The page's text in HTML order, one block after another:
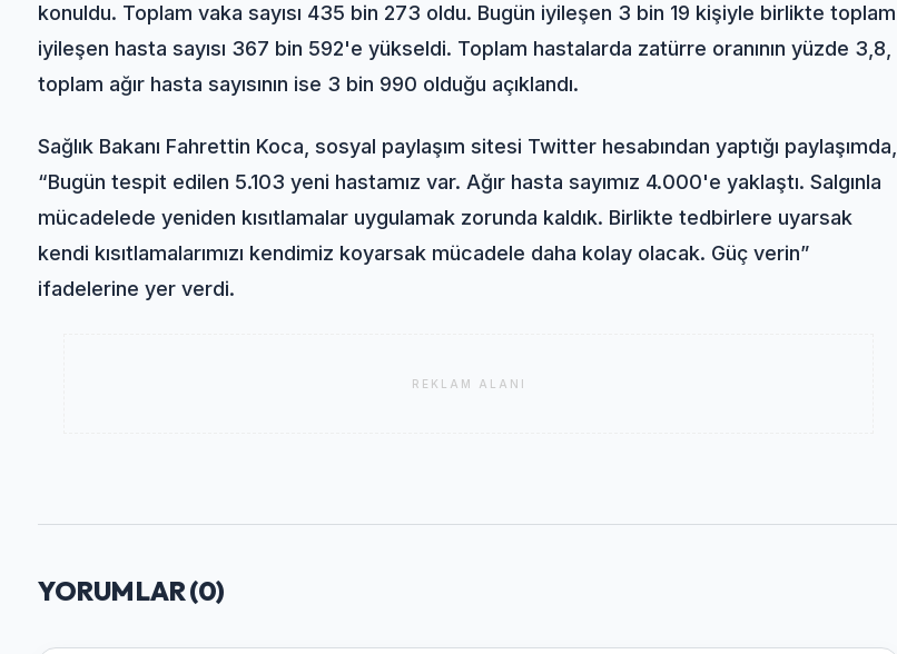
konuldu. Toplam vaka sayısı 435 bin 273 oldu. Bugün iyileşen 3 bin 19 kişiyle birlikte toplam
iyileşen hasta sayısı 367 bin 592'e yükseldi. Toplam hastalarda zatürre oranının yüzde 3,8,
toplam ağır hasta sayısının ise 3 bin 990 olduğu açıklandı.
Sağlık Bakanı Fahrettin Koca, sosyal paylaşım sitesi Twitter hesabından yaptığı paylaşımda,
“Bugün tespit edilen 5.103 yeni hastamız var. Ağır hasta sayımız 4.000'e yaklaştı. Salgınla
mücadelede yeniden kısıtlamalar uygulamak zorunda kaldık. Birlikte tedbirlere uyarsak
kendi kısıtlamalarımızı kendimiz koyarsak mücadele daha kolay olacak. Güç verin”
ifadelerine yer verdi.
REKLAM ALANI
YORUMLAR (0)